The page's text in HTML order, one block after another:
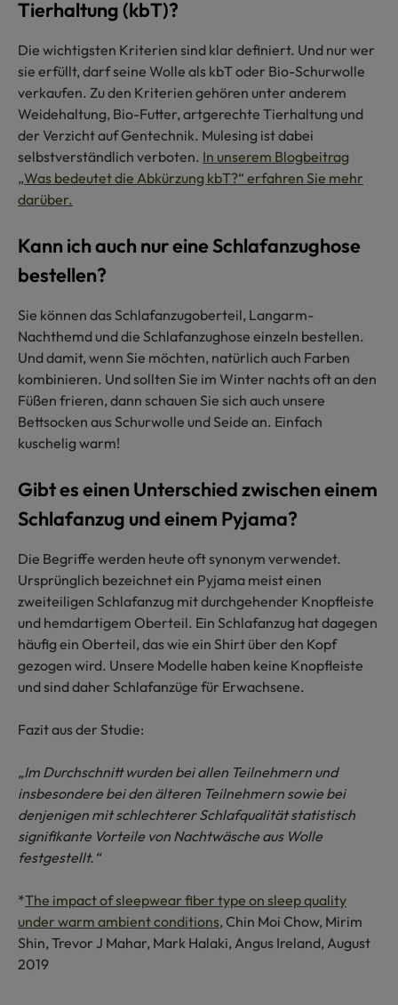
Tierhaltung (kbT)?
Die wichtigsten Kriterien sind klar definiert. Und nur wer
sie erfüllt, darf seine Wolle als kbT oder Bio-Schurwolle
verkaufen. Zu den Kriterien gehören unter anderem
Weidehaltung, Bio-Futter, artgerechte Tierhaltung und
der Verzicht auf Gentechnik. Mulesing ist dabei
selbstverständlich verboten. In unserem Blogbeitrag
„Was bedeutet die Abkürzung kbT?“ erfahren Sie mehr
darüber.
Kann ich auch nur eine Schlafanzughose
bestellen?
Sie können das Schlafanzugoberteil, Langarm-
Nachthemd und die Schlafanzughose einzeln bestellen.
Und damit, wenn Sie möchten, natürlich auch Farben
kombinieren. Und sollten Sie im Winter nachts oft an den
Füßen frieren, dann schauen Sie sich auch unsere
Bettsocken aus Schurwolle und Seide an. Einfach
kuschelig warm!
Gibt es einen Unterschied zwischen einem
Schlafanzug und einem Pyjama?
Die Begriffe werden heute oft synonym verwendet.
Ursprünglich bezeichnet ein Pyjama meist einen
zweiteiligen Schlafanzug mit durchgehender Knopfleiste
und hemdartigem Oberteil. Ein Schlafanzug hat dagegen
häufig ein Oberteil, das wie ein Shirt über den Kopf
gezogen wird. Unsere Modelle haben keine Knopfleiste
und sind daher Schlafanzüge für Erwachsene.
Fazit aus der Studie:
„Im Durchschnitt wurden bei allen Teilnehmern und
insbesondere bei den älteren Teilnehmern sowie bei
denjenigen mit schlechterer Schlafqualität statistisch
signifikante Vorteile von Nachtwäsche aus Wolle
festgestellt.“
*The impact of sleepwear fiber type on sleep quality
under warm ambient conditions, Chin Moi Chow, Mirim
Shin, Trevor J Mahar, Mark Halaki, Angus Ireland, August
2019